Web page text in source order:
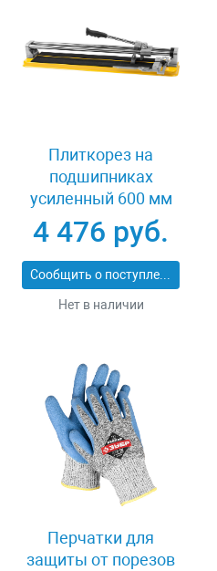
Плиткорез на
подшипниках
усиленный 600 мм
Stayer PROFI 3318-60
4 476 руб.
Сообщить о поступлении
Нет в наличии
Перчатки для
защиты от порезов